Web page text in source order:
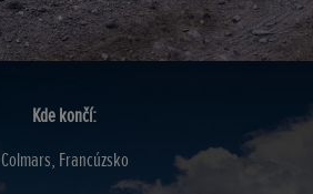
Kde končí:
Colmars, Francúzsko